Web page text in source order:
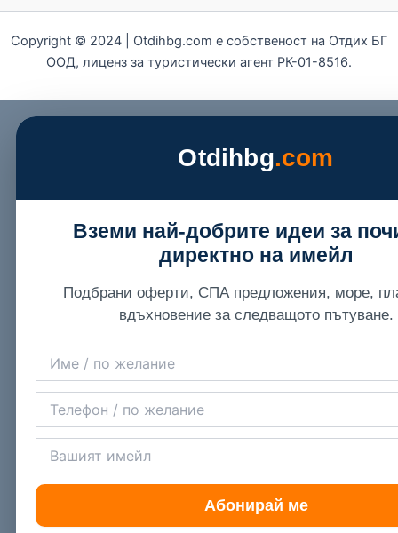
Copyright © 2024 | Otdihbg.com e собственост на Отдих БГ
ООД, лиценз за туристически агент РК-01-8516.
Otdihbg.com
Вземи най-добрите идеи за
директно на имейл
Подбрани оферти, СПА предложения, море,
вдъхновение за следващото пътуване.
Абонирай ме